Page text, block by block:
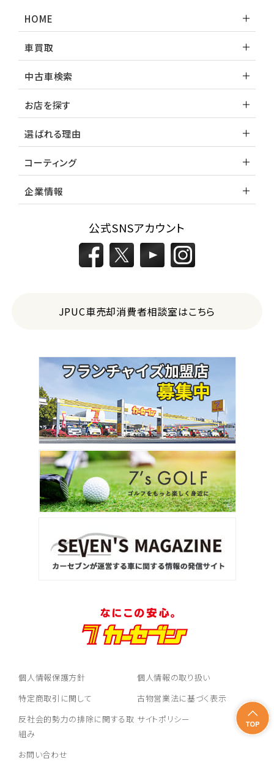
HOME
車買取
中古車検索
お店を探す
選ばれる理由
コーティング
企業情報
公式SNSアカウント
JPUC車売却消費者相談室はこちら
個人情報保護方針
個人情報の取り扱い
特定商取引に関して
古物営業法に基づく表示
反社会的勢力の排除に関する取
組み
サイトポリシー
お問い合わせ